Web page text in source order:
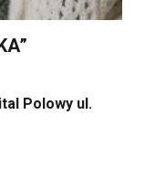
Polowy ul.